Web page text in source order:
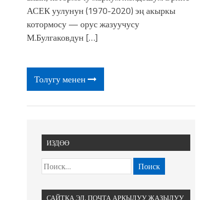
Park'ка 30 миң адам чогулду
АСЕК уулунун (1970-2020) эң акыркы
котормосу — орус жазуучусу
М.Булгаковдун […]
Толугу менен
ИЗДӨӨ
САЙТКА ЭЛ. ПОЧТА АРКЫЛУУ ЖАЗЫЛУУ